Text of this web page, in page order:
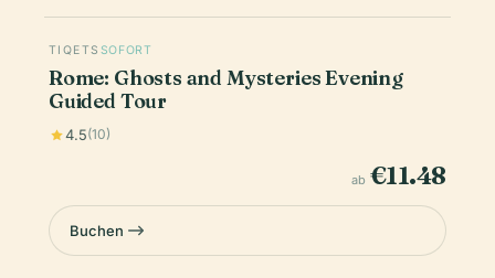
TIQETS SOFORT
Rome: Ghosts and Mysteries Evening
Guided Tour
4.5(10)
ab €11.48
Buchen